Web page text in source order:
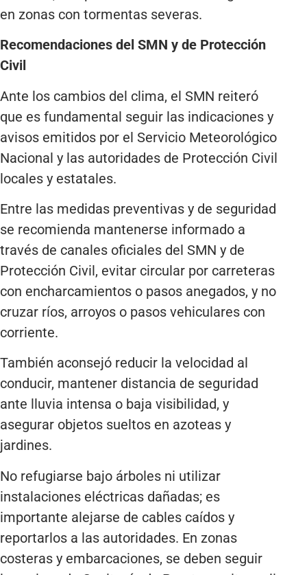
en zonas con tormentas severas.
Recomendaciones del SMN y de Protección
Civil
Ante los cambios del clima, el SMN reiteró
que es fundamental seguir las indicaciones y
avisos emitidos por el Servicio Meteorológico
Nacional y las autoridades de Protección Civil
locales y estatales.
Entre las medidas preventivas y de seguridad
se recomienda mantenerse informado a
través de canales oficiales del SMN y de
Protección Civil, evitar circular por carreteras
con encharcamientos o pasos anegados, y no
cruzar ríos, arroyos o pasos vehiculares con
corriente.
También aconsejó reducir la velocidad al
conducir, mantener distancia de seguridad
ante lluvia intensa o baja visibilidad, y
asegurar objetos sueltos en azoteas y
jardines.
No refugiarse bajo árboles ni utilizar
instalaciones eléctricas dañadas; es
importante alejarse de cables caídos y
reportarlos a las autoridades. En zonas
costeras y embarcaciones, se deben seguir